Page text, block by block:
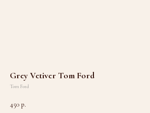
Grey Vetiver Tom Ford
Tom Ford
450 р.